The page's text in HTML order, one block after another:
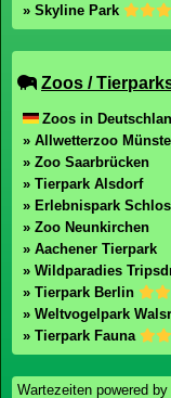
» Skyline Park
Zoos /
Zoos in
» Allwetterzoo
» Zoo Saarbrücken
» Tierpark Alsdorf
» Erlebnispark
» Zoo Neunkirchen
» Aachener Tierpark
» Wildparadies
» Tierpark Berlin
» Weltvogelpark
» Tierpark Fauna
Wartezeiten powered by